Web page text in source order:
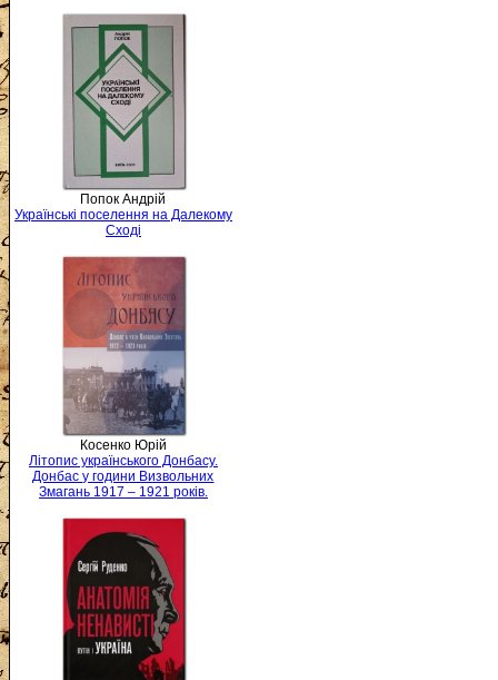
Попок Андрій
Українські поселення на Далекому
Сході
Косенко Юрій
Літопис українського Донбасу.
Донбас у години Визвольних
Змагань 1917 – 1921 років.